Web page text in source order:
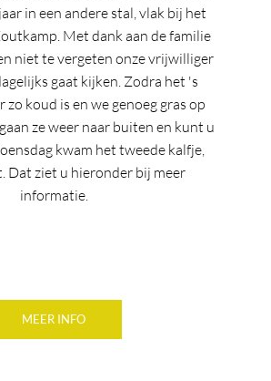
in een andere stal, vlak bij het
Met dank aan de familie
niet te vergeten onze vrijwilliger
gaat kijken. Zodra het 's
zo koud is en we genoeg gras op
ze weer naar buiten en kunt u
kwam het tweede kalfje,
Dat ziet u hieronder bij meer
informatie.
MEER INFO